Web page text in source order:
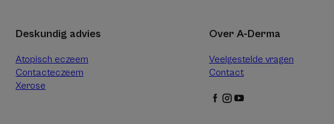
Deskundig advies
Atopisch eczeem
Contacteczeem
Xerose
Over A-Derma
Veelgestelde vragen
Contact